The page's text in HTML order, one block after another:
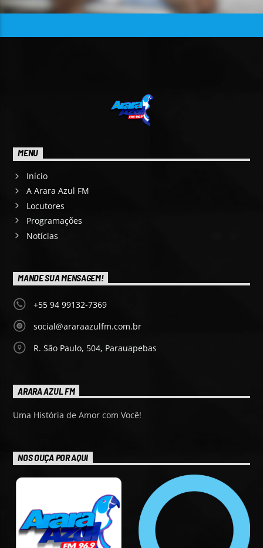
MENU
Início
A Arara Azul FM
Locutores
Programações
Notícias
MANDE SUA MENSAGEM!
+55 94 99132-7369
social@araraazulfm.com.br
R. São Paulo, 504, Parauapebas
ARARA AZUL FM
Uma História de Amor com Você!
NOS OUÇA POR AQUI